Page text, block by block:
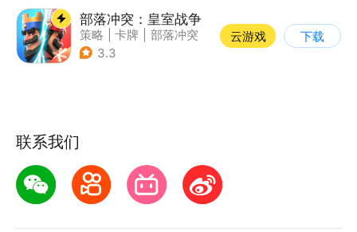
部落冲突：皇室战争
策略 卡牌
部落冲突
| 卡通
3.3
云游戏 下载
联系我们